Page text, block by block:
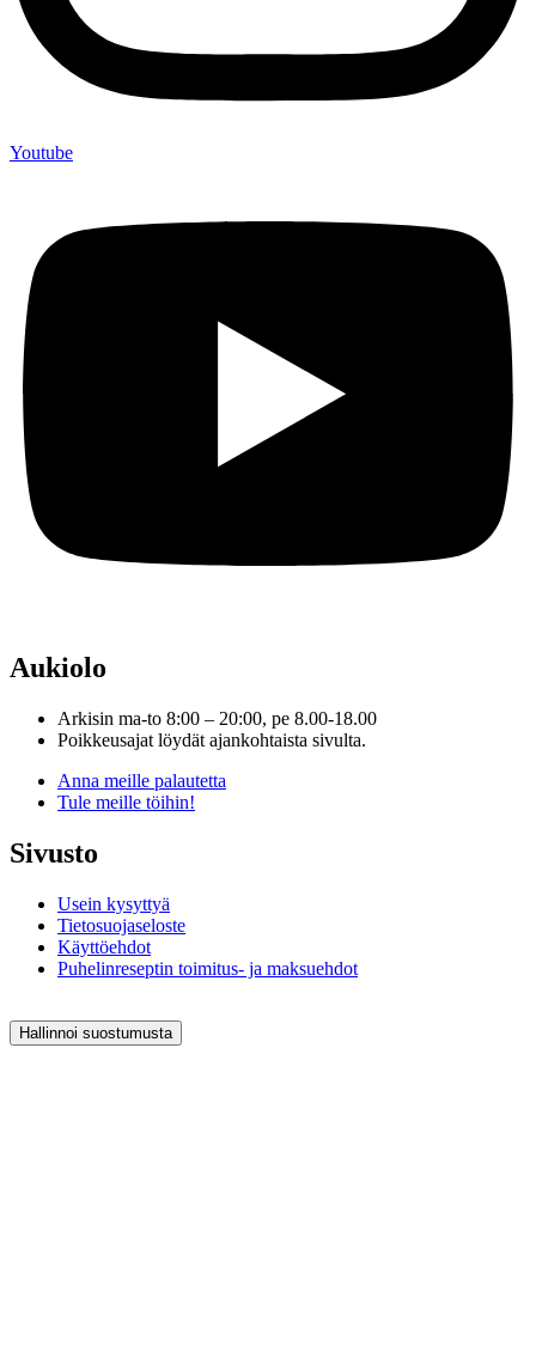
Youtube
Aukiolo
Arkisin ma-to 8:00 – 20:00, pe 8.00-18.00
Poikkeusajat löydät ajankohtaista sivulta.
Anna meille palautetta
Tule meille töihin!
Sivusto
Usein kysyttyä
Tietosuojaseloste
Käyttöehdot
Puhelinreseptin toimitus- ja maksuehdot
Hallinnoi suostumusta